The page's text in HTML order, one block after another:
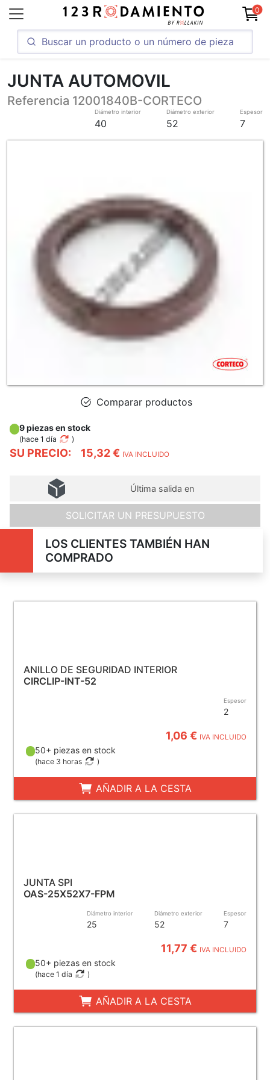
0
JUNTA AUTOMOVIL
Referencia 12001840B-CORTECO
Diámetro interior
40
Diámetro exterior
52
Espesor
7
Comparar productos
SU PRECIO: 15,32 € IVA INCLUIDO
9 piezas en stock
(hace 1 día )
Última salida en
SOLICITAR UN PRESUPUESTO
LOS CLIENTES TAMBIÉN HAN
COMPRADO
ANILLO DE SEGURIDAD INTERIOR
CIRCLIP-INT-52
Espesor
2
1,06 € IVA INCLUIDO
50+ piezas en stock
(hace 3 horas )
AÑADIR A LA CESTA
JUNTA SPI
OAS-25X52X7-FPM
Diámetro interior
25
Diámetro exterior
52
Espesor
7
11,77 € IVA INCLUIDO
50+ piezas en stock
(hace 1 día )
AÑADIR A LA CESTA